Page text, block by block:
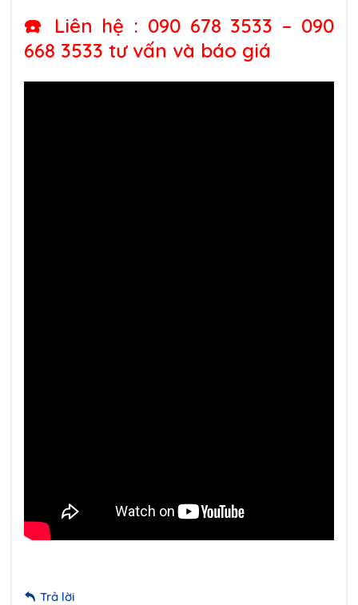
☎️ Liên hệ : 090 678 3533 – 090
668 3533 tư vấn và báo giá
Trả lời